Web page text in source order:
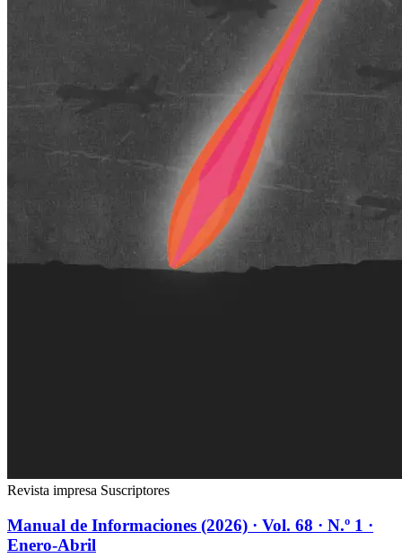
Revista impresa Suscriptores
Manual de Informaciones (2026) · Vol. 68 · N.º 1 ·
Enero-Abril